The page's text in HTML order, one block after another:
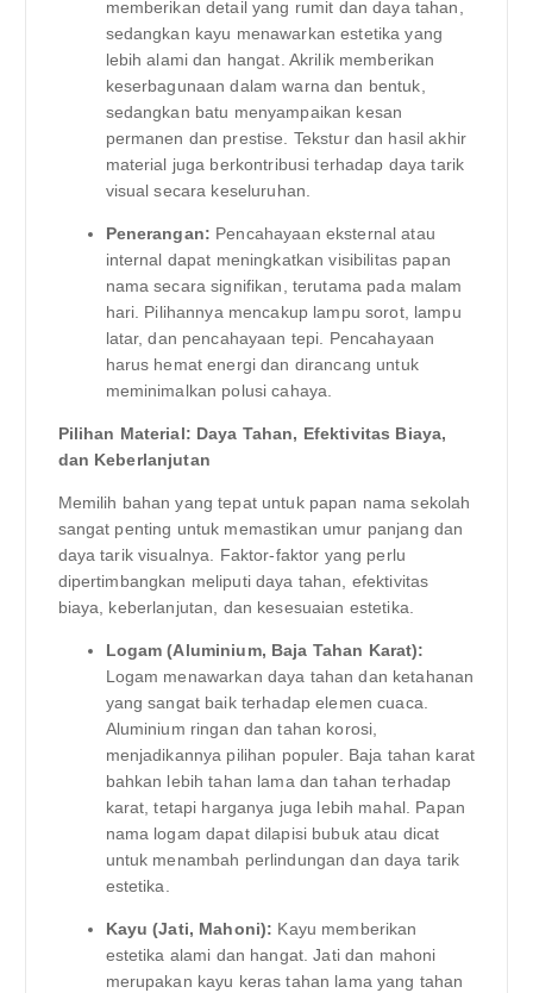
memberikan detail yang rumit dan daya tahan,
sedangkan kayu menawarkan estetika yang
lebih alami dan hangat. Akrilik memberikan
keserbagunaan dalam warna dan bentuk,
sedangkan batu menyampaikan kesan
permanen dan prestise. Tekstur dan hasil akhir
material juga berkontribusi terhadap daya tarik
visual secara keseluruhan.
Penerangan: Pencahayaan eksternal atau
internal dapat meningkatkan visibilitas papan
nama secara signifikan, terutama pada malam
hari. Pilihannya mencakup lampu sorot, lampu
latar, dan pencahayaan tepi. Pencahayaan
harus hemat energi dan dirancang untuk
meminimalkan polusi cahaya.
Pilihan Material: Daya Tahan, Efektivitas Biaya,
dan Keberlanjutan
Memilih bahan yang tepat untuk papan nama sekolah
sangat penting untuk memastikan umur panjang dan
daya tarik visualnya. Faktor-faktor yang perlu
dipertimbangkan meliputi daya tahan, efektivitas
biaya, keberlanjutan, dan kesesuaian estetika.
Logam (Aluminium, Baja Tahan Karat):
Logam menawarkan daya tahan dan ketahanan
yang sangat baik terhadap elemen cuaca.
Aluminium ringan dan tahan korosi,
menjadikannya pilihan populer. Baja tahan karat
bahkan lebih tahan lama dan tahan terhadap
karat, tetapi harganya juga lebih mahal. Papan
nama logam dapat dilapisi bubuk atau dicat
untuk menambah perlindungan dan daya tarik
estetika.
Kayu (Jati, Mahoni): Kayu memberikan
estetika alami dan hangat. Jati dan mahoni
merupakan kayu keras tahan lama yang tahan